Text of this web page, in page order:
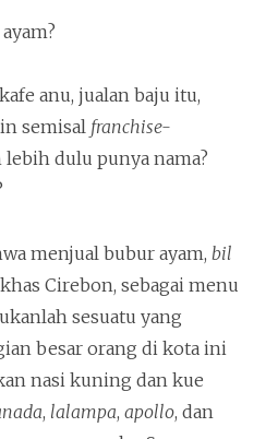
anu, jualan baju itu,
semisal franchise-
lebih dulu punya nama?
menjual bubur ayam, bil
Cirebon, sebagai menu
sesuatu yang
besar orang di kota ini
nasi kuning dan kue
, lalampa, apollo, dan